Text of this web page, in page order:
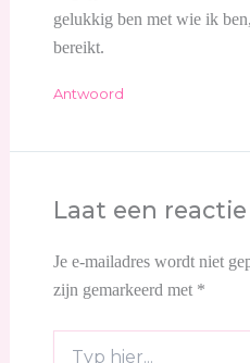
gelukkig ben met wie ik
bereikt.
Antwoord
Laat een
Je e-mailadres wordt niet
zijn gemarkeerd met *